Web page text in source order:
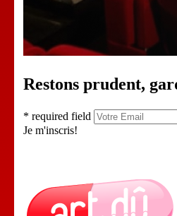
Restons prudent,
* required field
Je m'inscris!